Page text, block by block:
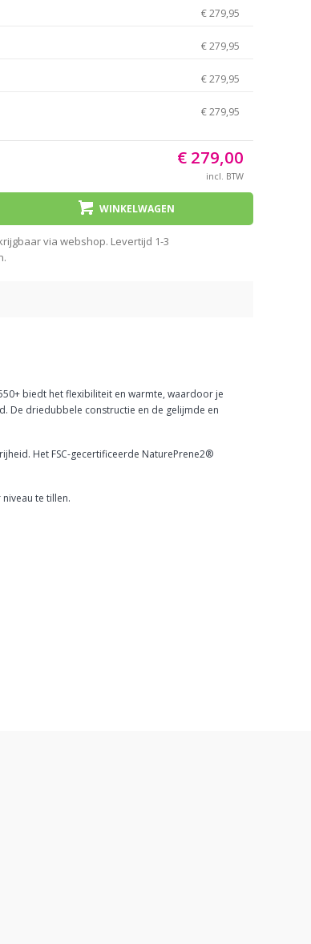
€ 279,95
€ 279,95
€ 279,95
€ 279,95
€ 279,00
incl. BTW
WINKELWAGEN
via webshop. Levertijd 1-3
biedt het flexibiliteit en warmte, waardoor je
De driedubbele constructie en de gelijmde en
Het FSC-gecertificeerde NaturePrene2®
te tillen.